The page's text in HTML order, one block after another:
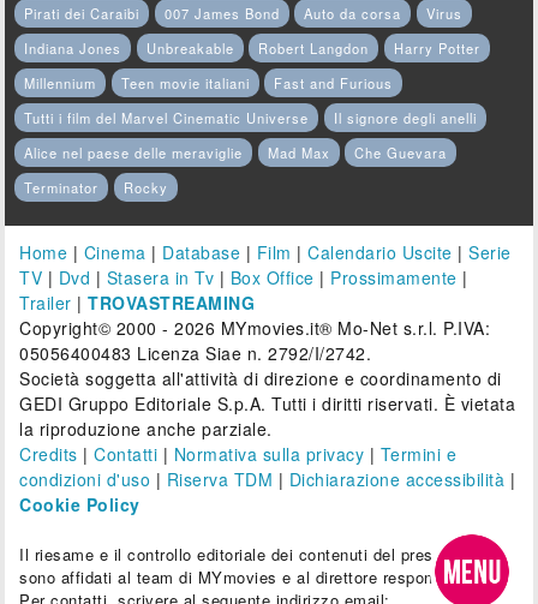
Pirati dei Caraibi
007 James Bond Auto da corsa
Virus
Indiana Jones
Unbreakable Robert Langdon
Harry Potter
Millennium
Teen movie italiani
Fast and Furious
Tutti i film del Marvel Cinematic Universe
Il signore degli anelli
Alice nel paese delle meraviglie
Mad Max
Che Guevara
Terminator
Rocky
Home | Cinema | Database | Film |Calendario Uscite |Serie
TV | Dvd | Stasera in Tv | Box Office | Prossimamente |
Trailer |TROVASTREAMING
Copyright© 2000 - 2026 MYmovies.it® Mo-Net s.r.l. P.IVA:
05056400483 Licenza Siae n. 2792/I/2742.
Società soggetta all'attività di direzione e coordinamento di
GEDI Gruppo Editoriale S.p.A. Tutti i diritti riservati. È vietata
la riproduzione anche parziale.
Credits |Contatti | Normativa sulla privacy | Termini e
condizioni d'uso | Riserva TDM | Dichiarazione accessibilità |
Cookie Policy
Il riesame e il controllo editoriale dei contenuti del presente sito
sono affidati al team di MYmovies e al direttore responsabile.